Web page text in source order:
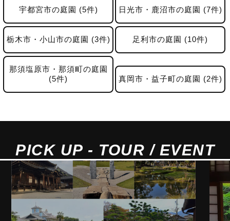
宇都宮市の庭園 (5件) 日光市・鹿沼市の庭園 (7件)
栃木市・小山市の庭園 (3件) 足利市の庭園 (10件)
那須塩原市・那須町の庭園
(5件)
真岡市・益子町の庭園 (2件)
PICK UP - TOUR / EVENT